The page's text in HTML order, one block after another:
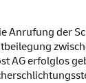
Anrufung der
AG erfolglos